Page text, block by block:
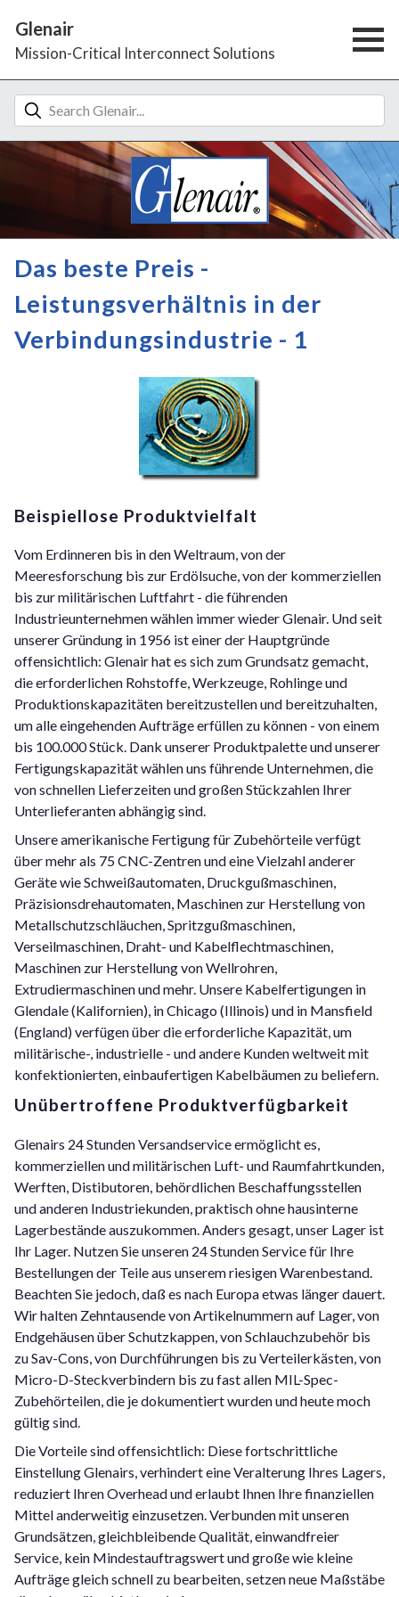
Glenair
Mission-Critical Interconnect Solutions
Das beste Preis -
Leistungsverhältnis in der
Verbindungsindustrie - 1
Beispiellose Produktvielfalt
Vom Erdinneren bis in den Weltraum, von der
Meeresforschung bis zur Erdölsuche, von der kommerziellen
bis zur militärischen Luftfahrt - die führenden
Industrieunternehmen wählen immer wieder Glenair. Und seit
unserer Gründung in 1956 ist einer der Hauptgründe
offensichtlich: Glenair hat es sich zum Grundsatz gemacht,
die erforderlichen Rohstoffe, Werkzeuge, Rohlinge und
Produktionskapazitäten bereitzustellen und bereitzuhalten,
um alle eingehenden Aufträge erfüllen zu können - von einem
bis 100.000 Stück. Dank unserer Produktpalette und unserer
Fertigungskapazität wählen uns führende Unternehmen, die
von schnellen Lieferzeiten und großen Stückzahlen Ihrer
Unterlieferanten abhängig sind.
Unsere amerikanische Fertigung für Zubehörteile verfügt
über mehr als 75 CNC-Zentren und eine Vielzahl anderer
Geräte wie Schweißautomaten, Druckgußmaschinen,
Präzisionsdrehautomaten, Maschinen zur Herstellung von
Metallschutzschläuchen, Spritzgußmaschinen,
Verseilmaschinen, Draht- und Kabelflechtmaschinen,
Maschinen zur Herstellung von Wellrohren,
Extrudiermaschinen und mehr. Unsere Kabelfertigungen in
Glendale (Kalifornien), in Chicago (Illinois) und in Mansfield
(England) verfügen über die erforderliche Kapazität, um
militärische-, industrielle - und andere Kunden weltweit mit
konfektionierten, einbaufertigen Kabelbäumen zu beliefern.
Unübertroffene Produktverfügbarkeit
Glenairs 24 Stunden Versandservice ermöglicht es,
kommerziellen und militärischen Luft- und Raumfahrtkunden,
Werften, Distibutoren, behördlichen Beschaffungsstellen
und anderen Industriekunden, praktisch ohne hausinterne
Lagerbestände auszukommen. Anders gesagt, unser Lager ist
Ihr Lager. Nutzen Sie unseren 24 Stunden Service für Ihre
Bestellungen der Teile aus unserem riesigen Warenbestand.
Beachten Sie jedoch, daß es nach Europa etwas länger dauert.
Wir halten Zehntausende von Artikelnummern auf Lager, von
Endgehäusen über Schutzkappen, von Schlauchzubehör bis
zu Sav-Cons, von Durchführungen bis zu Verteilerkästen, von
Micro-D-Steckverbindern bis zu fast allen MIL-Spec-
Zubehörteilen, die je dokumentiert wurden und heute moch
gültig sind.
Die Vorteile sind offensichtlich: Diese fortschrittliche
Einstellung Glenairs, verhindert eine Veralterung Ihres Lagers,
reduziert Ihren Overhead und erlaubt Ihnen Ihre finanziellen
Mittel anderweitig einzusetzen. Verbunden mit unseren
Grundsätzen, gleichbleibende Qualität, einwandfreier
Service, kein Mindestauftragswert und große wie kleine
Aufträge gleich schnell zu bearbeiten, setzen neue Maßstäbe